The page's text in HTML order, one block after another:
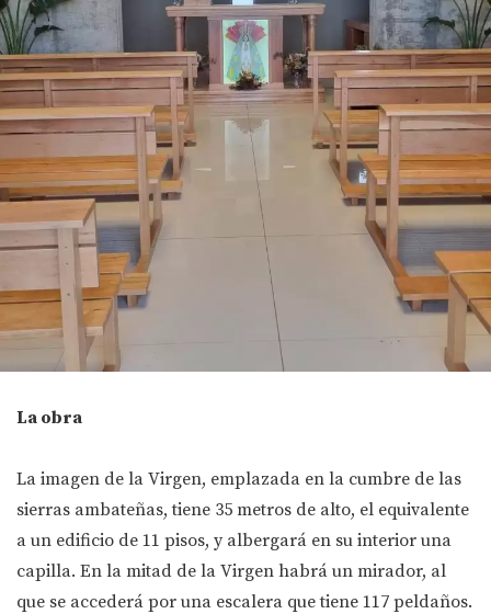
La obra
La imagen de la Virgen, emplazada en la cumbre de las
sierras ambateñas, tiene 35 metros de alto, el equivalente
a un edificio de 11 pisos, y albergará en su interior una
capilla. En la mitad de la Virgen habrá un mirador, al
que se accederá por una escalera que tiene 117 peldaños.